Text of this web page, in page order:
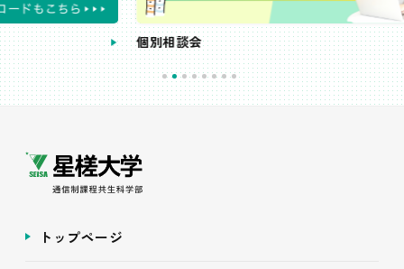
個別相談会 受
トップページ